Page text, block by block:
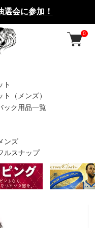
選会に参加！
0
ト
ト（メンズ）
ック用品一覧
ンズ
ルスナップ